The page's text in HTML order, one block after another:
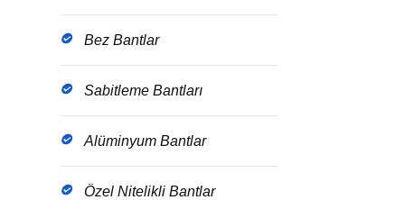
Bez Bantlar
Sabitleme Bantları
Alüminyum Bantlar
Özel Nitelikli Bantlar